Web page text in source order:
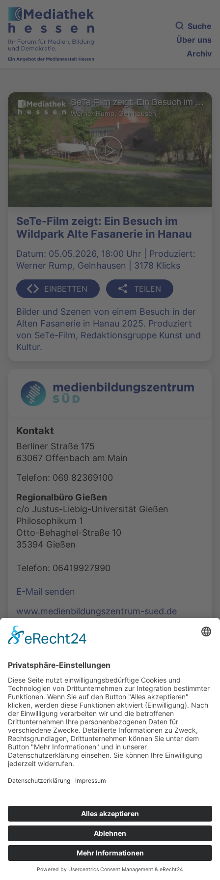
Suche
Über uns
Archiv
SeTe-Film zeigt: Ein Besuch im Wildpark Alte Fasanerie in Hanau
Werner Rump, Gelnhausen
SeTe-Film zeigt: Ein Besuch im
Wildpark Alte Fasanerie in Hanau
Datum: 05.05.2026, 18:00 Uhr | Produziert:
Werner Rump, Gelnhausen | 3178 Klicks
EINBETTEN TEILEN
Bilder und Szenen von einem Besuch in der
Alten Fasanerie in Hanau 2025. Produziert
von SeTe-Film, Redaktionsgruppe Kunst und
Kultur.
Kontakt
Berliner Straße 175
63067 Offenbach am Main
Telefon: 069 82369100
Regionalbüro Gießen
c/o Justus-Liebig-Universität Gießen
Philosophikum 1
Otto-Behaghel-Straße 10
35394 Gießen
Telefon: 06419927990
E-Mail senden
www.medienbildungszentrum-sued.de
Podcasts, Themen und Informationen.
Entdecken Sie unser Forum für Medien, Bildung
und Demokratie - jederzeit und überall
verfügbar.
Mehr erfahren
COOKIE-EINSTELLUNGEN